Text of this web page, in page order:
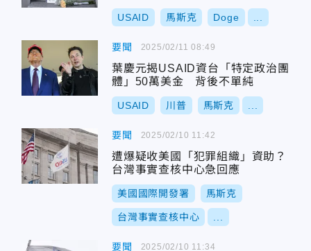
USAID 馬斯克 Doge
要聞
葉慶元揭USAID資台「特定政治團
體」50萬美金 背後不單純
USAID 川普 馬斯克
2025/02/11 08:49
要聞
遭爆疑收美國「犯罪組織」資助？
台灣事實查核中心急回應
美國國際開發署 馬斯克
台灣事實查核中心
2025/02/10 11:42
要聞 2025/02/10 11:34